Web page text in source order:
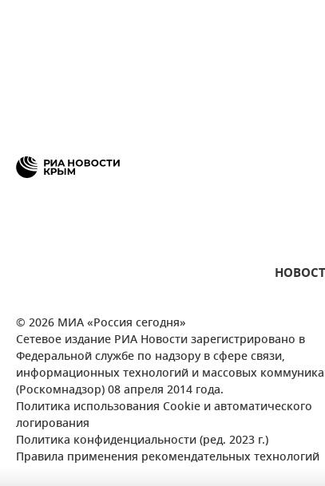
© 2026 МИА «Россия сегодня»
Сетевое издание РИА Новости зарегистрировано в
Федеральной службе по надзору в сфере связи,
информационных технологий и массовых
(Роскомнадзор) 08 апреля 2014 года.
Политика использования Cookie и автоматического
логирования
Политика конфиденциальности (ред. 2023 г.)
Правила применения рекомендательных технологий